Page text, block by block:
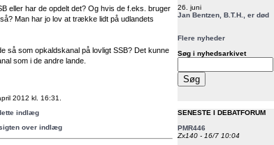
eller har de opdelt det? Og hvis de f.eks. bruger
Man har jo lov at trække lidt på udlandets
så som opkaldskanal på lovligt SSB? Det kunne
som i de andre lande.
2012 kl. 16:31.
indlæg
over indlæg
26. juni
Jan Bentzen, B.T.H., er død
Flere nyheder
Søg i nyhedsarkivet
SENESTE I DEBATFORUM
PMR446
Zx140 - 16/7 10:04